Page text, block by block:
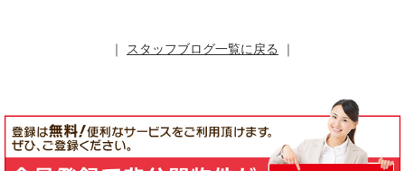
｜ スタッフブログ一覧に戻る ｜